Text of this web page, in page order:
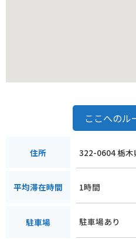
ここへのル
住所 322-0604 栃木
平均滞在時間 1時間
駐車場 駐車場あり